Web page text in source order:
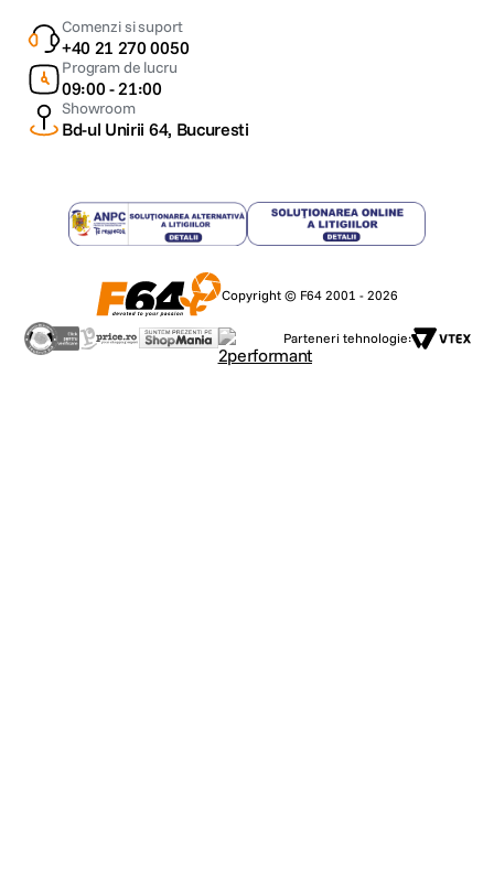
Comenzi si suport
+40 21 270 0050
Program de lucru
09:00 - 21:00
Showroom
Bd-ul Unirii 64, Bucuresti
Copyright © F64 2001 - 2026
Parteneri tehnologie: